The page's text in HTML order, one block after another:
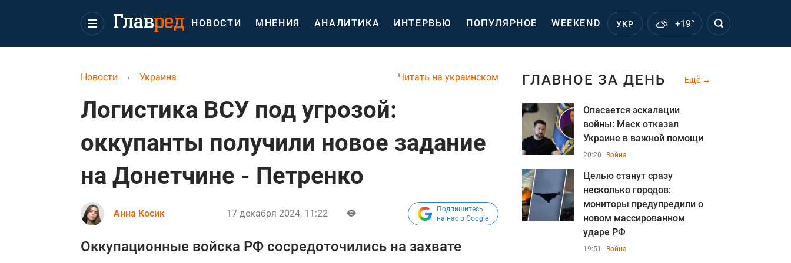
НОВОСТИ МНЕНИЯ АНАЛИТИКА ИНТЕРВЬЮ ПОПУЛЯРНОЕ WEEKEND УКР +19°
Читать на украинском
Новости › Украина
Логистика ВСУ под угрозой:
оккупанты получили новое задание
на Донетчине - Петренко
Анна Косик 17 декабря 2024, 11:22
Подпишитесь
на нас в Google
Оккупационные войска РФ сосредоточились на захвате
ГЛАВНОЕ ЗА ДЕНЬ Ещё
Опасается эскалации
войны: Маск отказал
Украине в важной помощи
20:20 Война
Целью станут сразу
несколько городов:
мониторы предупредили о
новом массированном
ударе РФ
19:51 Война